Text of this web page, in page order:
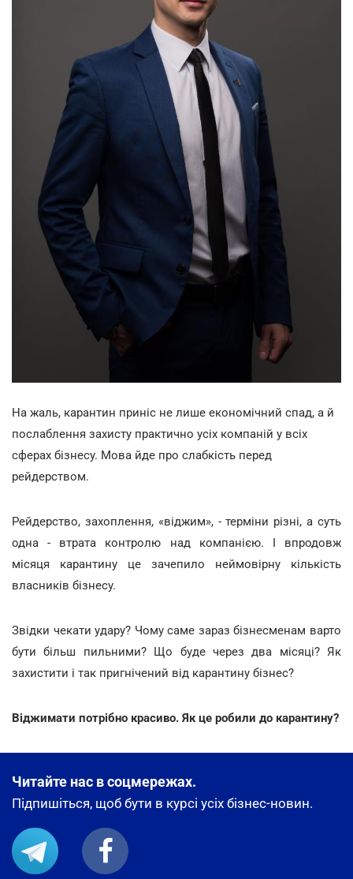
На жаль, карантин приніс не лише економічний спад, а й
послаблення захисту практично усіх компаній у всіх
сферах бізнесу. Мова йде про слабкість перед
рейдерством.
Рейдерство, захоплення, «віджим», - терміни різні, а суть
одна - втрата контролю над компанією. І впродовж
місяця карантину це зачепило неймовірну кількість
власників бізнесу.
Звідки чекати удару? Чому саме зараз бізнесменам варто
бути більш пильними? Що буде через два місяці? Як
захистити і так пригнічений від карантину бізнес?
Віджимати потрібно красиво. Як це робили до карантину?
Читайте нас в соцмережах.
Підпишіться, щоб бути в курсі усіх бізнес-новин.